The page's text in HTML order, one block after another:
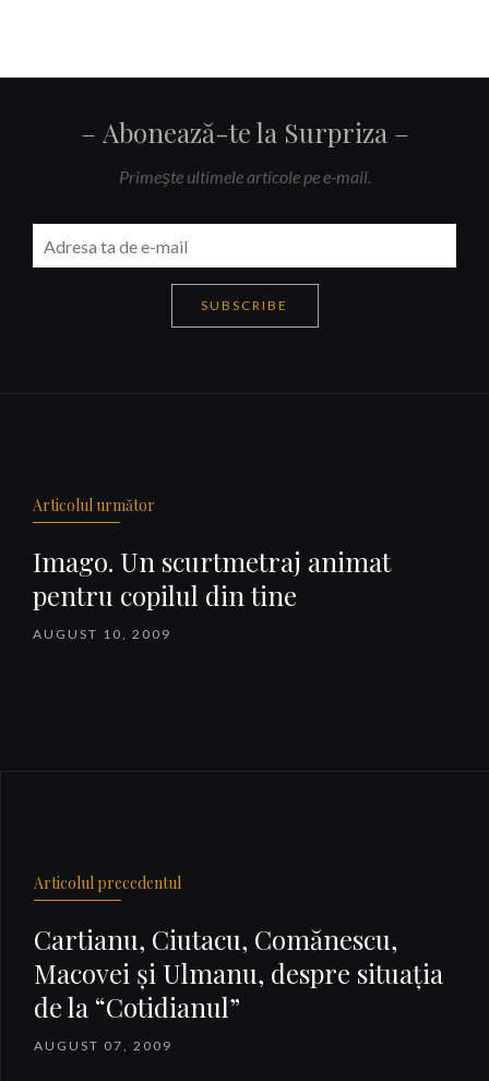
Abonează-te la Surpriza
Primeşte ultimele articole pe e-mail.
SUBSCRIBE
Articolul următor
Imago. Un scurtmetraj animat
pentru copilul din tine
AUGUST 10, 2009
Articolul precedentul
Cartianu, Ciutacu, Comănescu,
Macovei şi Ulmanu, despre situaţia
de la “Cotidianul”
AUGUST 07, 2009